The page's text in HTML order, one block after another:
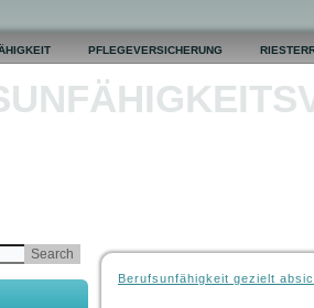
PFLEGEVERSICHERUNG
Berufsunfähigkeit gezielt